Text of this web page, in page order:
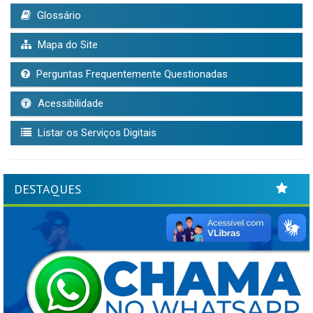
Glossário
Mapa do Site
Perguntas Frequentemente Questionadas
Acessibilidade
Listar os Serviços Digitais
DESTAQUES